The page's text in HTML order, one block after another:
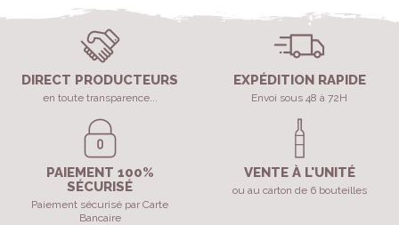
DIRECT PRODUCTEURS
en toute transparence...
EXPÉDITION RAPIDE
Envoi sous 48 à 72H
PAIEMENT 100%
SÉCURISÉ
Paiement sécurisé par Carte
Bancaire
VENTE À L'UNITÉ
ou au carton de 6 bouteilles